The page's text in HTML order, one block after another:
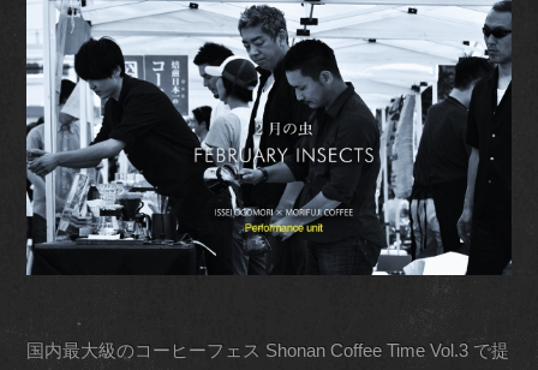
国内最大級のコーヒーフェス Shonan Coffee Time Vol.3 で提